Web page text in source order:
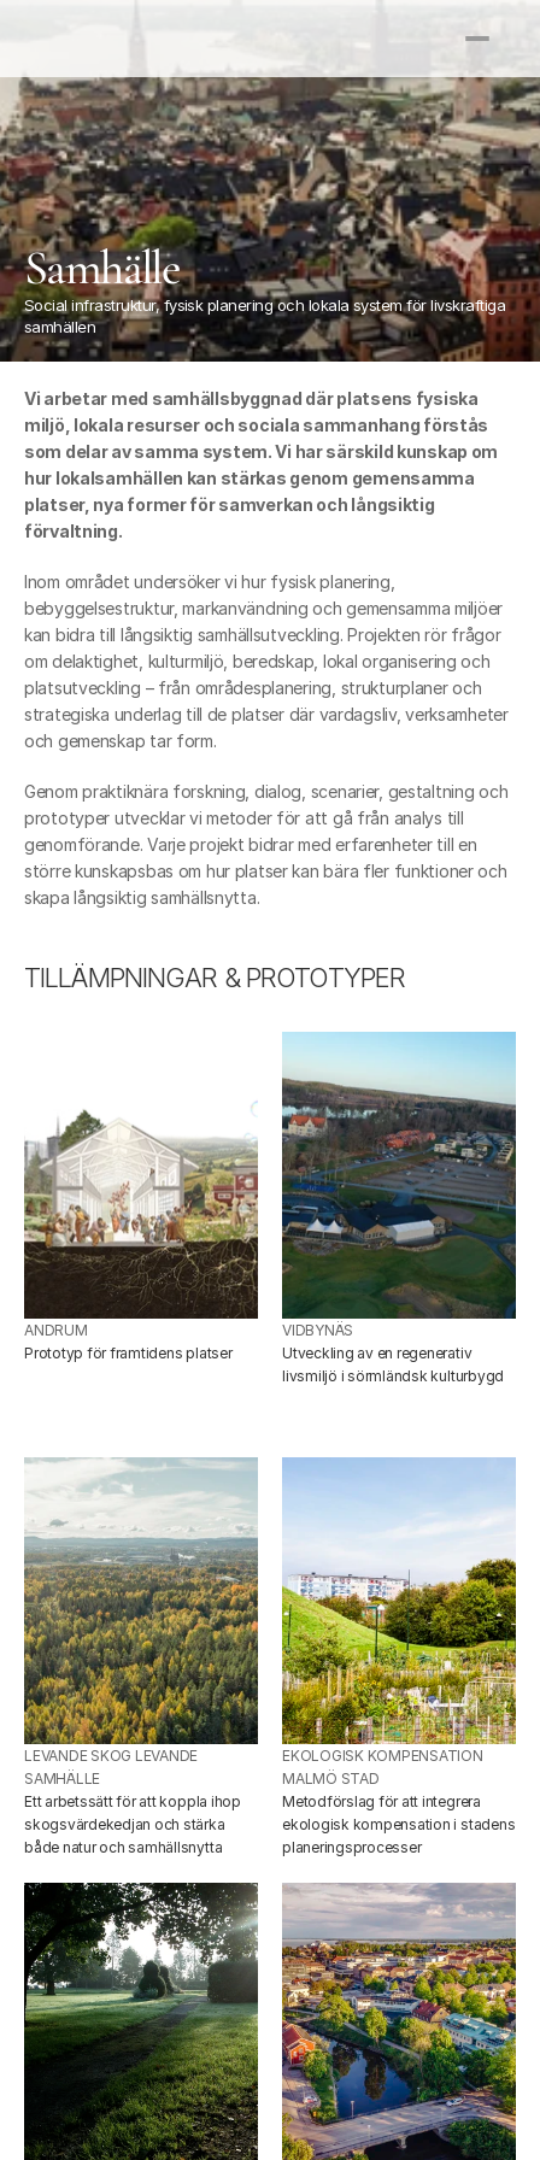
Samhälle
Social infrastruktur, fysisk planering och lokala system för livskraftiga
samhällen
Vi arbetar med samhällsbyggnad där platsens fysiska
miljö, lokala resurser och sociala sammanhang förstås
som delar av samma system. Vi har särskild kunskap om
hur lokalsamhällen kan stärkas genom gemensamma
platser, nya former för samverkan och långsiktig
förvaltning.
Inom området undersöker vi hur fysisk planering,
bebyggelsestruktur, markanvändning och gemensamma miljöer
kan bidra till långsiktig samhällsutveckling. Projekten rör frågor
om delaktighet, kulturmiljö, beredskap, lokal organisering och
platsutveckling – från områdesplanering, strukturplaner och
strategiska underlag till de platser där vardagsliv, verksamheter
och gemenskap tar form.
Genom praktiknära forskning, dialog, scenarier, gestaltning och
prototyper utvecklar vi metoder för att gå från analys till
genomförande. Varje projekt bidrar med erfarenheter till en
större kunskapsbas om hur platser kan bära fler funktioner och
skapa långsiktig samhällsnytta.
TILLÄMPNINGAR & PROTOTYPER
ANDRUM
Prototyp för framtidens platser
VIDBYNÄS
Utveckling av en regenerativ
livsmiljö i sörmländsk kulturbygd
LEVANDE SKOG LEVANDE
SAMHÄLLE
Ett arbetssätt för att koppla ihop
skogsvärdekedjan och stärka
både natur och samhällsnytta
EKOLOGISK KOMPENSATION
MALMÖ STAD
Metodförslag för att integrera
ekologisk kompensation i stadens
planeringsprocesser